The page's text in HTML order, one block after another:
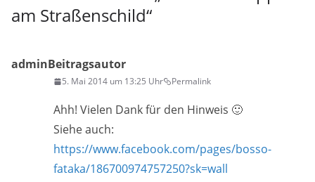
am Straßenschild“
adminBeitragsautor
5. Mai 2014 um 13:25 Uhr Permalink
Ahh! Vielen Dank für den Hinweis 🙂
Siehe auch:
https://www.facebook.com/pages/bosso-
fataka/186700974757250?sk=wall